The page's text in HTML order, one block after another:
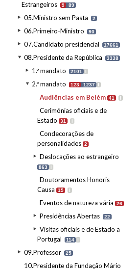
Estrangeiros
9 89
05.Ministro sem Pasta 2
06.Primeiro-Ministro 90
07.Candidato presidencial 17661
08.Presidente da República 3338
1.º mandato 2101 I
2.º mandato 123 1237 I
Audiências em Belém 41 I
Cerimónias oficiais e de
Estado
31 I
Condecorações de
personalidades 2
Deslocações ao estrangeiro
863 I
Doutoramentos Honoris
Causa
15 I
Eventos de natureza vária 26
Presidências Abertas 22
Visitas oficiais e de Estado a
Portugal
114 I
09.Professor 25
10.Presidente da Fundação Mário